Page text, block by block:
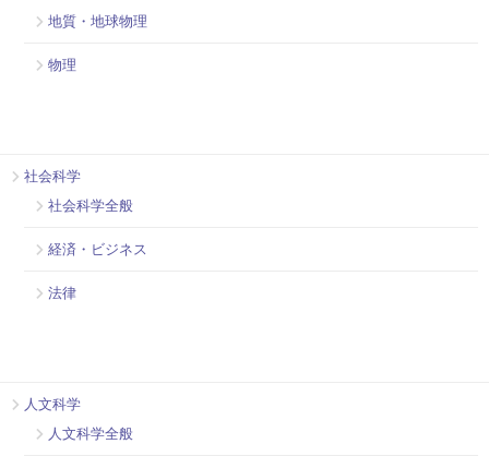
地質・地球物理
物理
社会科学
社会科学全般
経済・ビジネス
法律
人文科学
人文科学全般